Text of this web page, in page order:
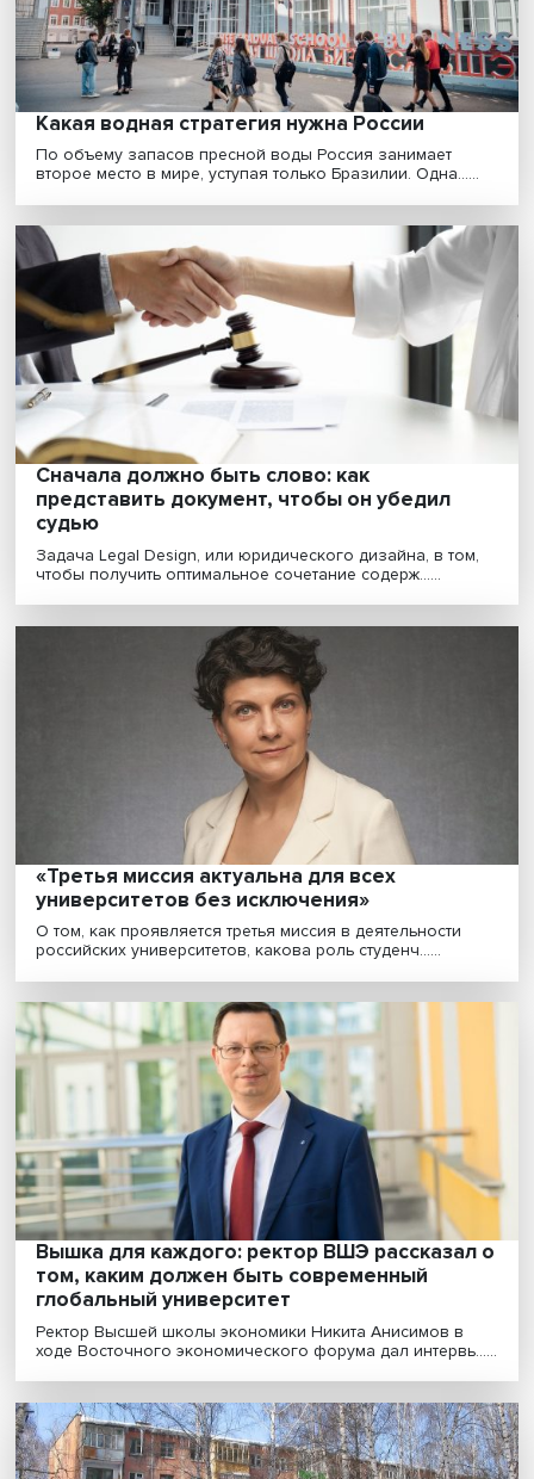
Вышка укрепляет сотрудничество с
Казахстаном по антимонопольной линии
Международный центр конкурентного права и
БРИКС, который действует в составе НИУ ВШЭ, ра......
Какая водная стратегия нужна России
Сначала должно быть слово: как
судью
Задача Legal Design, или юридического дизайна, в
чтобы получить оптимальное сочетание содерж......
«Третья миссия актуальна для всех
университетов без исключения»